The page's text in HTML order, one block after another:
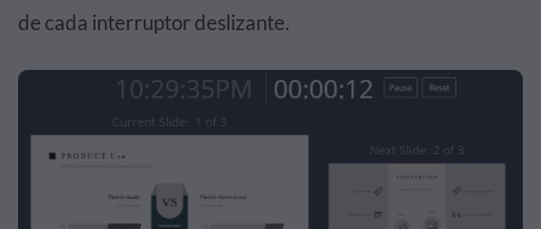
de cada interruptor deslizante.